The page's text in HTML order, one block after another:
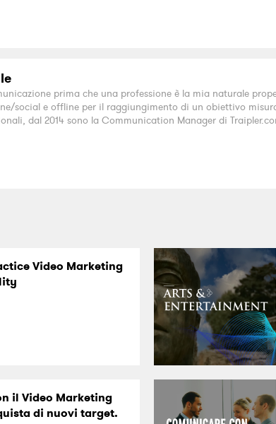
prima che una professione è la mia naturale
social e offline per il raggiungimento di un obiettivo
dal 2014 sono la Communication Manager di
Video Marketing
il Video Marketing
di nuovi target.